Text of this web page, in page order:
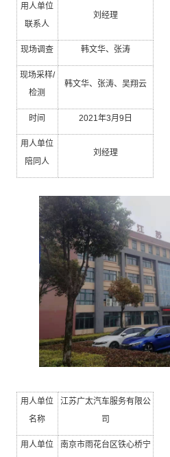
用人单位
联系人
刘经理
现场调查 韩文华、张涛
现场采样/
检测
韩文华、张涛、吴翔云
时间 2021 年3月 9 日
用人单位
陪同人
刘经理
用人单位
名称
江苏广太汽车服务有限公
司
用人单位
南京市雨花台区铁心桥宁